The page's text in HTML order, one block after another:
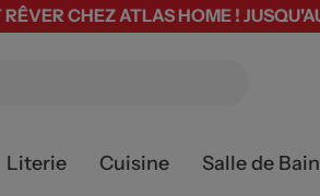
CHEZ ATLAS HOME !
Literie Cuisine Salle de Bain